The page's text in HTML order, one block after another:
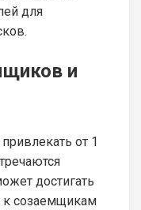
для
и
от 1
достигать
к созаемщикам